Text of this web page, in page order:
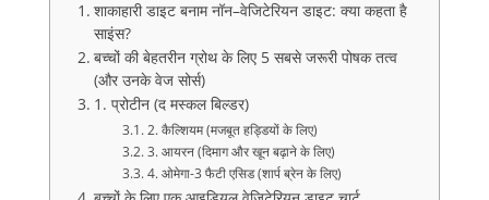
शाकाहारी डाइट बनाम नॉन–वेजिटेरियन डाइट: क्या कहता है
साइंस?
बच्चों की बेहतरीन ग्रोथ के लिए 5 सबसे जरूरी पोषक तत्व
(और उनके वेज सोर्स)
1. प्रोटीन (द मस्कल बिल्डर)
2. कैल्शियम (मजबूत हड्डियों के लिए)
3. आयरन (दिमाग और खून बढ़ाने के लिए)
4. ओमेगा-3 फैटी एसिड (शार्प ब्रेन के लिए)